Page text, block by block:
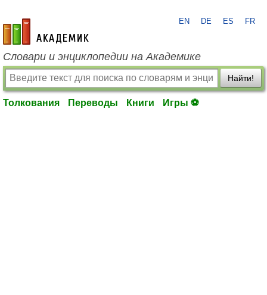
academic.ru
EN DE ES FR
Словари и энциклопедии на Академике
Найти!
Толкования Переводы Книги Игры ⚽